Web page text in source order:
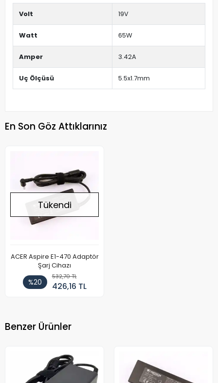
Volt 19V
Watt 65W
Amper 3.42A
Uç Ölçüsü 5.5x1.7mm
En Son Göz Attıklarınız
Tükendi
ACER Aspire E1-470 Adaptör
Şarj Cihazı
%20
532,70 TL
426,16 TL
Benzer Ürünler